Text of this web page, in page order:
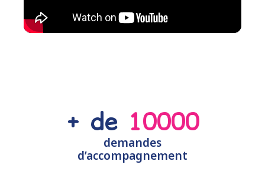
demandes
d’accompagnement
+ de 10000